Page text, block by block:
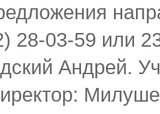
28-03-59 или
Андрей.